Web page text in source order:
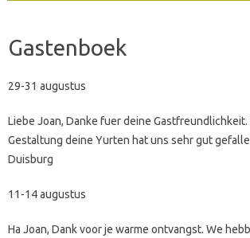
Gastenboek
29-31 augustus
Liebe Joan, Danke fuer deine
Gestaltung deine Yurten hat uns sehr gut
Duisburg
11-14 augustus
Ha Joan, Dank voor je warme ontvangst. We